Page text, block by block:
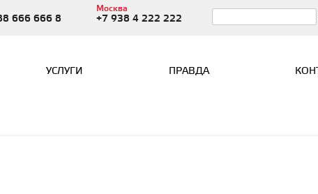
666 666 8
Москва
+7 938 4 222 222
УСЛУГИ ПРАВДА